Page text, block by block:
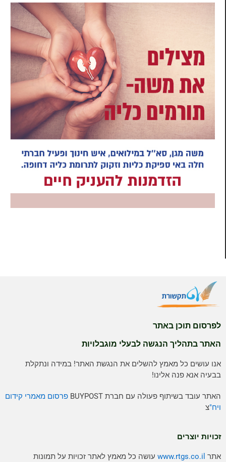
לפרסום תוכן באתר
האתר בתהליך הנגשה לבעלי מוגבלויות
אנו עושים כל מאמץ להשלים את הנגשת האתר! במידה ונתקלת
בבעיה אנא פנה אלינו!
האתר עובד בשיתוף פעולה עם חברת BUYPOST
פרסום מאמרי קידום
ויח"צ
זכויות יוצרים
אתרwww.rtgs.co.ilעושה כל מאמץ לאתר זכויות על תמונות